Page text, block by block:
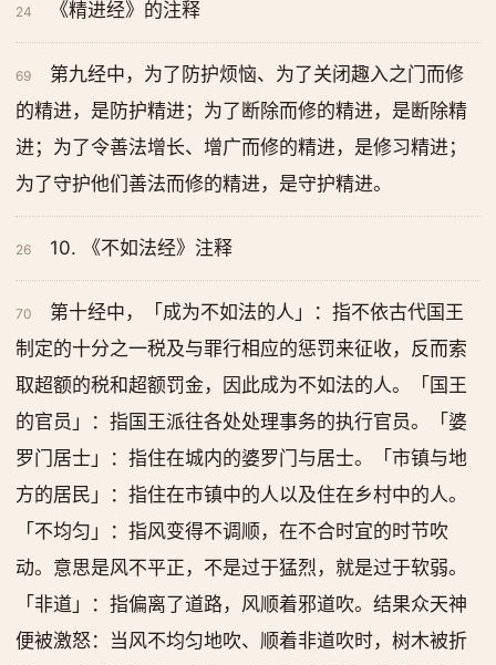
24 《精进经》的注释
69
第九经中，为了防护烦恼、为了关闭趣入之门而修
的精进，是防护精进；为了断除而修的精进，是断除精
进；为了令善法增长、增广而修的精进，是修习精进；
为了守护他们善法而修的精进，是守护精进。
26 10. 《不如法经》注释
70
第十经中，「成为不如法的人」：指不依古代国王
制定的十分之一税及与罪行相应的惩罚来征收，反而索
取超额的税和超额罚金，因此成为不如法的人。「国王
的官员」：指国王派往各处处理事务的执行官员。「婆
罗门居士」：指住在城内的婆罗门与居士。「市镇与地
方的居民」：指住在市镇中的人以及住在乡村中的人。
「不均匀」：指风变得不调顺，在不合时宜的时节吹
动。意思是风不平正，不是过于猛烈，就是过于软弱。
「非道」：指偏离了道路，风顺着邪道吹。结果众天神
便被激怒：当风不均匀地吹、顺着非道吹时，树木被折